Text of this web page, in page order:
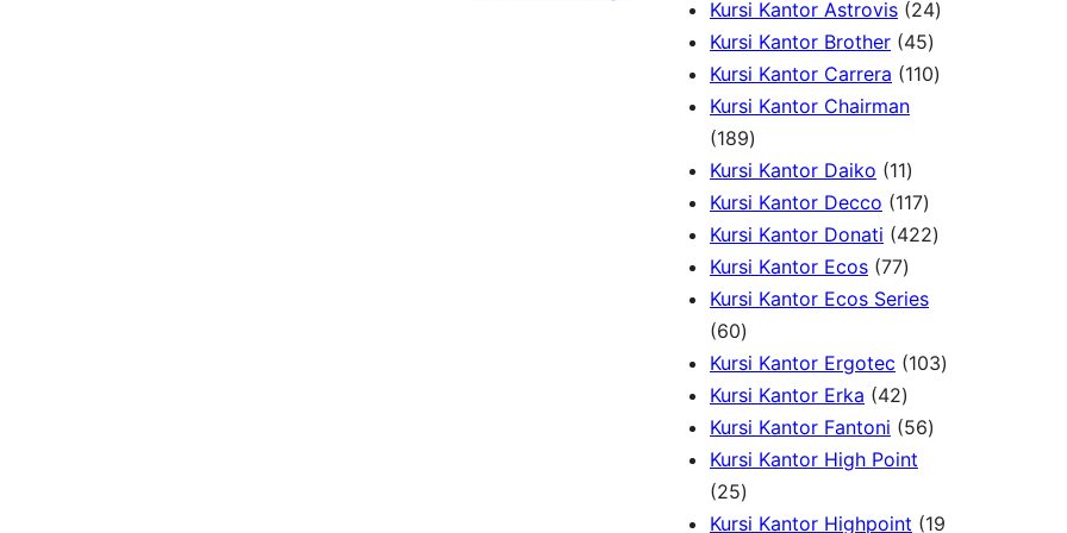
k
u
k
d
u
k
d
u
k
o
d
u
P
r
o
9
P
r
k
Kursi Kantor Astrovis 242
P
k
Kursi Kantor Brother 454
5
d
u
Kursi Kantor Carrera 1101
o
Kursi Kantor Chairman
1891
8
9
P
r
o
u
k
Kursi Kantor Daiko 111
1
P
r
o
u
k
Kursi Kantor Decco 1171
1
P
o
u
Kursi Kantor Donati 4224
r
d
Kursi Kantor Ecos 777
7
r
o
d
u
Kursi Kantor Ecos Series
606
0
P
r
o
d
u
Kursi Kantor Ergotec 1031
o
Kursi Kantor Erka 424
2
P
o
Kursi Kantor Fantoni 565
r
Kursi Kantor High Point
252
5
Kursi Kantor Highpoint
19